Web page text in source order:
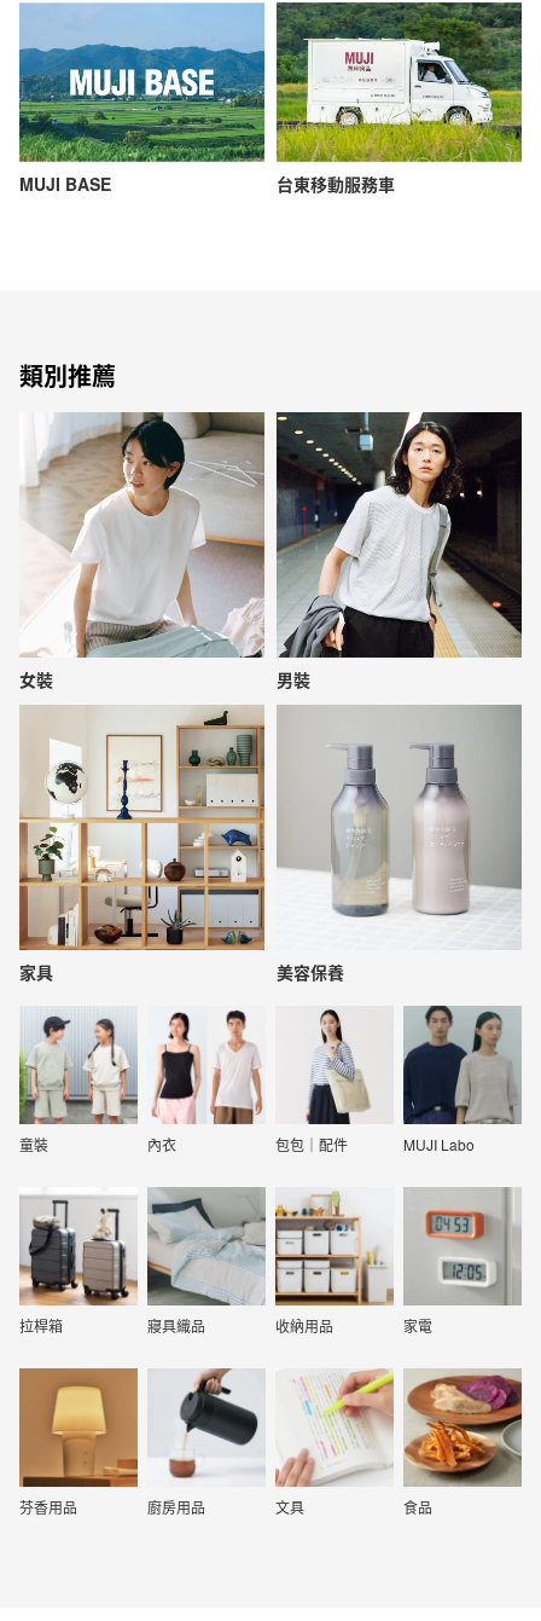
MUJI BASE 台東移動服務車
類別推薦
女裝 男裝
家具 美容保養
童裝 內衣 包包｜配件 MUJI Labo
拉桿箱 寢具織品 收納用品 家電
芬香用品 廚房用品 文具 食品